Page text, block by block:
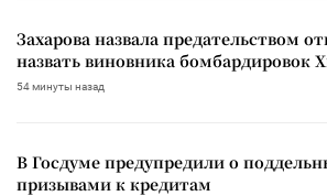
Захарова назвала предательством
назвать виновника бомбардировок
54 минуты назад
В Госдуме предупредили о
призывами к кредитам